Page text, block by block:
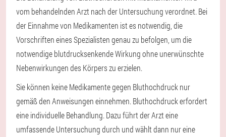
vom behandelnden Arzt nach der Untersuchung verordnet. Bei
der Einnahme von Medikamenten ist es notwendig, die
Vorschriften eines Spezialisten genau zu befolgen, um die
notwendige blutdrucksenkende Wirkung ohne unerwünschte
Nebenwirkungen des Körpers zu erzielen.
Sie können keine Medikamente gegen Bluthochdruck nur
gemäß den Anweisungen einnehmen. Bluthochdruck erfordert
eine individuelle Behandlung. Dazu führt der Arzt eine
umfassende Untersuchung durch und wählt dann nur eine